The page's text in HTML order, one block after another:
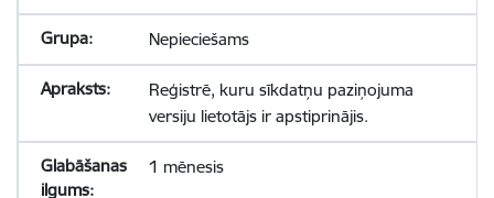
Nepieciešams
Reģistrē, kuru sīkdatņu paziņojuma
versiju lietotājs ir apstiprinājis.
1 mēnesis